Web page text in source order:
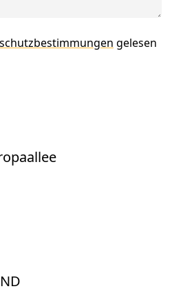
gelesen